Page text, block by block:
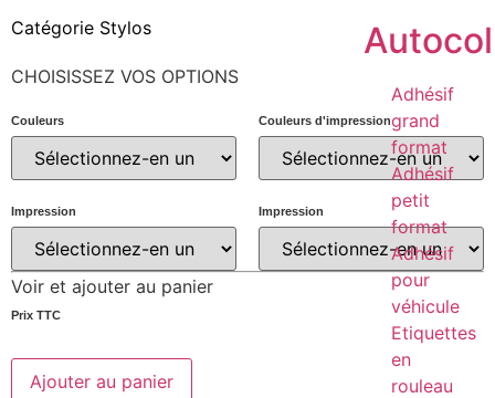
Adhésif
grand
format
Adhésif
petit
format
Adhésif
pour
véhicule
Etiquettes
en
rouleau
Catégorie Stylos
CHOISISSEZ VOS OPTIONS
Couleurs Couleurs d'impression
Impression Impression
Voir et ajouter au panier
Prix ​​TTC
Ajouter au panier